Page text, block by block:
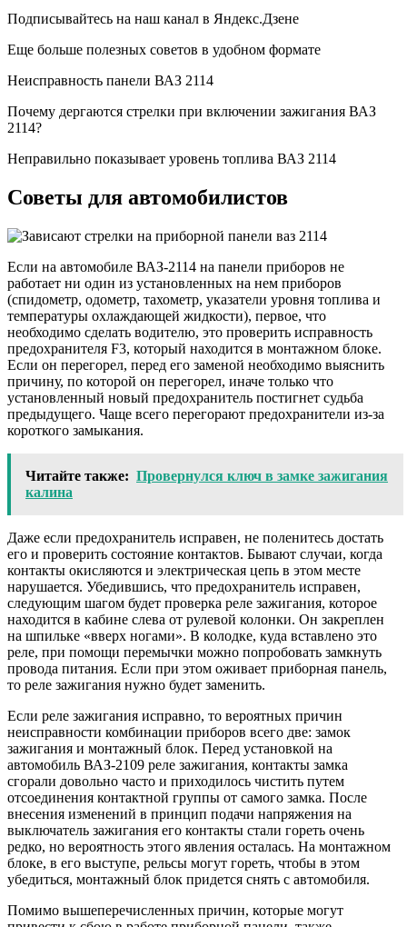
Подписывайтесь на наш канал в Яндекс.Дзене
Еще больше полезных советов в удобном формате
Неисправность панели ВАЗ 2114
Почему дергаются стрелки при включении зажигания ВАЗ
2114?
Неправильно показывает уровень топлива ВАЗ 2114
Советы для автомобилистов
Если на автомобиле ВАЗ-2114 на панели приборов не
работает ни один из установленных на нем приборов
(спидометр, одометр, тахометр, указатели уровня топлива и
температуры охлаждающей жидкости), первое, что
необходимо сделать водителю, это проверить исправность
предохранителя F3, который находится в монтажном блоке.
Если он перегорел, перед его заменой необходимо выяснить
причину, по которой он перегорел, иначе только что
установленный новый предохранитель постигнет судьба
предыдущего. Чаще всего перегорают предохранители из-за
короткого замыкания.
Читайте также: Провернулся ключ в замке зажигания
калина
Даже если предохранитель исправен, не поленитесь достать
его и проверить состояние контактов. Бывают случаи, когда
контакты окисляются и электрическая цепь в этом месте
нарушается. Убедившись, что предохранитель исправен,
следующим шагом будет проверка реле зажигания, которое
находится в кабине слева от рулевой колонки. Он закреплен
на шпильке «вверх ногами». В колодке, куда вставлено это
реле, при помощи перемычки можно попробовать замкнуть
провода питания. Если при этом оживает приборная панель,
то реле зажигания нужно будет заменить.
Если реле зажигания исправно, то вероятных причин
неисправности комбинации приборов всего две: замок
зажигания и монтажный блок. Перед установкой на
автомобиль ВАЗ-2109 реле зажигания, контакты замка
сгорали довольно часто и приходилось чистить путем
отсоединения контактной группы от самого замка. После
внесения изменений в принцип подачи напряжения на
выключатель зажигания его контакты стали гореть очень
редко, но вероятность этого явления осталась. На монтажном
блоке, в его выступе, рельсы могут гореть, чтобы в этом
убедиться, монтажный блок придется снять с автомобиля.
Помимо вышеперечисленных причин, которые могут